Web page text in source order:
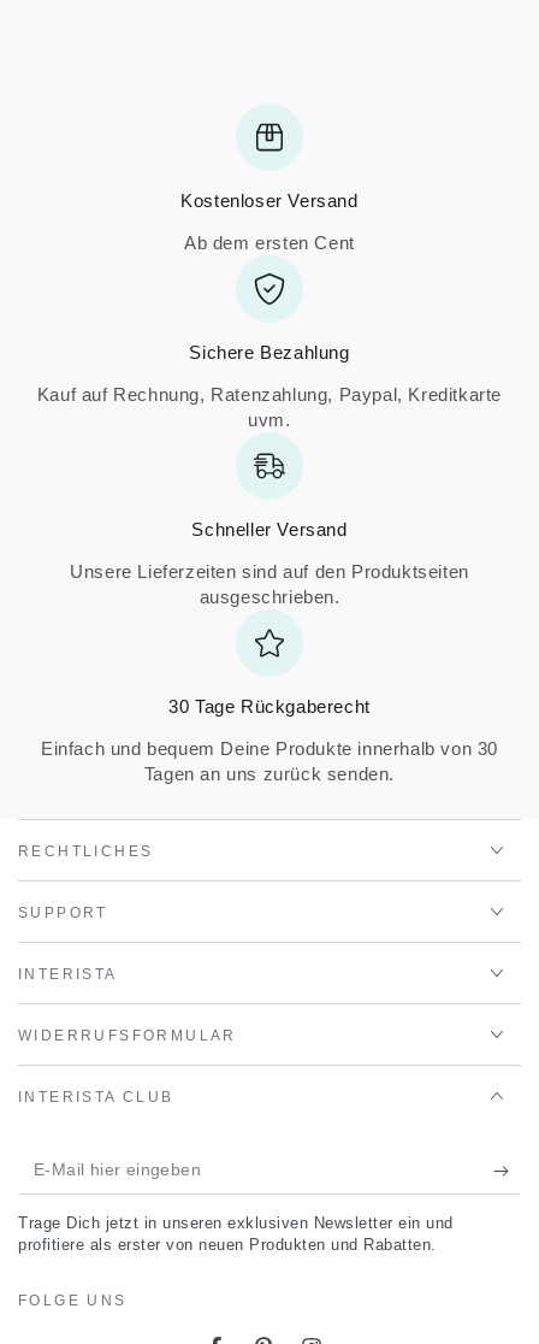
Kostenloser Versand
Ab dem ersten Cent
Sichere Bezahlung
Kauf auf Rechnung, Ratenzahlung, Paypal, Kreditkarte
uvm.
Schneller Versand
Unsere Lieferzeiten sind auf den Produktseiten
ausgeschrieben.
30 Tage Rückgaberecht
Einfach und bequem Deine Produkte innerhalb von 30
Tagen an uns zurück senden.
RECHTLICHES
SUPPORT
INTERISTA
WIDERRUFSFORMULAR
INTERISTA CLUB
E-
Mail
hier
Trage Dich jetzt in unseren exklusiven Newsletter ein und
profitiere als erster von neuen Produkten und Rabatten.
FOLGE UNS